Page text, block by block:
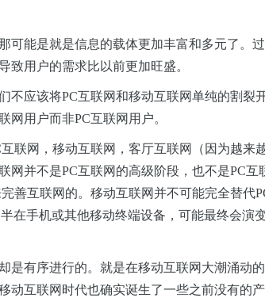
可能是就是信息的载体更加丰富和多元了。
致用户的需求比以前更加旺盛。
不应该将PC互联网和移动互联网单纯的割
网用户而非PC互联网用户。
联网，移动互联网，客厅互联网（因为越
网并不是PC互联网的高级阶段，也不是PC
善互联网的。移动互联网并不可能完全替
在手机或其他移动终端设备，可能最终会演
是有序进行的。就是在移动互联网大潮涌动
互联网时代也确实诞生了一些之前没有的